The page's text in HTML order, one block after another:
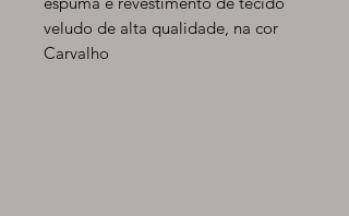
veludo de alta qualidade, na cor
Carvalho